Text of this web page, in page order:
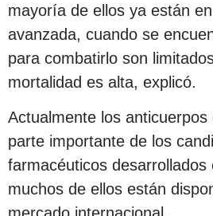
mayoría de ellos ya están
avanzada, cuando se
para combatirlo son
mortalidad es alta, explicó.
Actualmente los
parte importante de los
farmacéuticos desarrollados
muchos de ellos están